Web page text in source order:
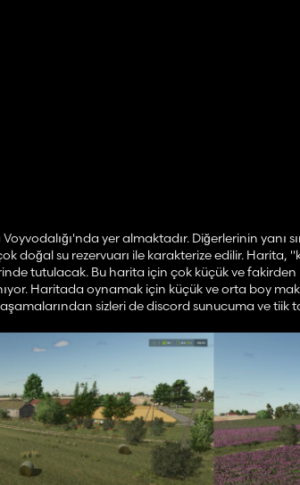
yer almaktadır. Diğerlerinin yanı
doğal su rezervuarı ile karakterize edilir.
tutulacak. Bu harita için çok küçük ve
Haritada oynamak için küçük ve orta boy
sizleri de discord sunucuma ve tiik